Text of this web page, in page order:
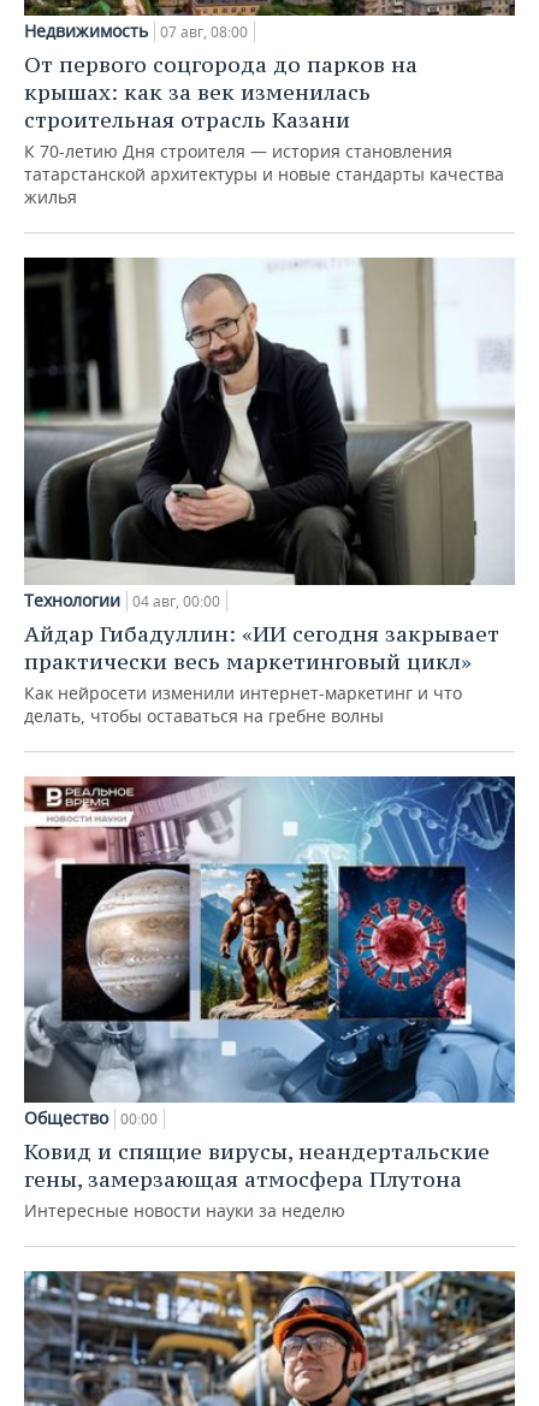
Недвижимость 07 авг, 08:00
От первого соцгорода до парков на
крышах: как за век изменилась
строительная отрасль Казани
К 70-летию Дня строителя — история становления
татарстанской архитектуры и новые стандарты качества
жилья
Технологии 04 авг, 00:00
Айдар Гибадуллин: «ИИ сегодня закрывает
практически весь маркетинговый цикл»
Как нейросети изменили интернет-маркетинг и что
делать, чтобы оставаться на гребне волны
Общество 00:00
Ковид и спящие вирусы, неандертальские
гены, замерзающая атмосфера Плутона
Интересные новости науки за неделю